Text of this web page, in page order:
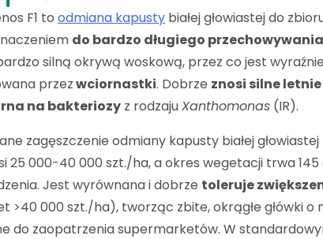
F1 to odmiana kapusty białej głowiastej do
do bardzo długiego przechowywania
silną okrywą woskową, przez co jest
przezwciornastki. Dobrze znosi silne letnie
na bakteriozy z rodzajuXanthomonas (IR).
zagęszczenie odmiany kapusty białej głowiastej
25 000-40 000 szt./ha, a okres wegetacji trwa 145
Jest wyrównana i dobrze toleruje
>40 000 szt./ha), tworząc zbite, okrągłe główki o
do zaopatrzenia supermarketów. W